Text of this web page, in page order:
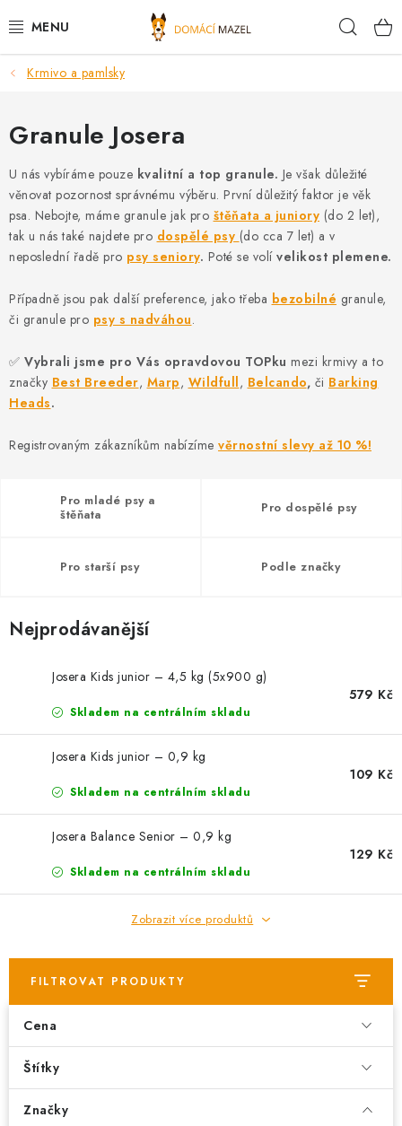
na
DOPORUČUJEME
VÝPRODEJ SKLADU
PSI
KOČKY
KONĚ
PRO CHOVATELE
NOVINKY
AKCE
OSTATNÍ
PETLOVER
Kontakt Možnosti dopravy
Obchodní podmínky
Zásady zpracování osobních údajů
Krmivo a pamlsky
Granule Josera
U nás vybíráme pouze kvalitní a top granule. Je však důležité
věnovat pozornost správnému výběru. První důležitý faktor je věk
psa. Nebojte, máme granule jak pro štěňata a juniory (do 2 let),
tak u nás také najdete pro dospělé psy (do cca 7 let) a v
neposlední řadě pro psy seniory. Poté se volí velikost plemene.
Případně jsou pak další preference, jako třeba bezobilné granule,
či granule pro psy s nadváhou.
✅ Vybrali jsme pro Vás opravdovou TOPku mezi krmivy a to
značky Best Breeder, Marp, Wildfull, Belcando, či Barking
Heads.
Registrovaným zákazníkům nabízíme věrnostní slevy až 10 %!
Pro mladé psy a
štěňata
Pro dospělé psy
Pro starší psy Podle značky
Nejprodávanější
Josera Kids junior – 4,5 kg (5x900 g)
Skladem na centrálním skladu
579 Kč
Josera Kids junior – 0,9 kg
Skladem na centrálním skladu
109 Kč
Josera Balance Senior – 0,9 kg
Skladem na centrálním skladu
129 Kč
Zobrazit více produktů
FILTROVAT PRODUKTY
Cena
Štítky
Značky